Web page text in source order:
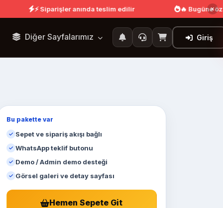
⚡ Siparişler anında teslim edilir 🔥 Bugüne
Giriş
Diğer Sayfalarımız
Bu pakette var
Sepet ve sipariş akışı bağlı
WhatsApp teklif butonu
Demo / Admin demo desteği
Görsel galeri ve detay sayfası
Hemen Sepete Git